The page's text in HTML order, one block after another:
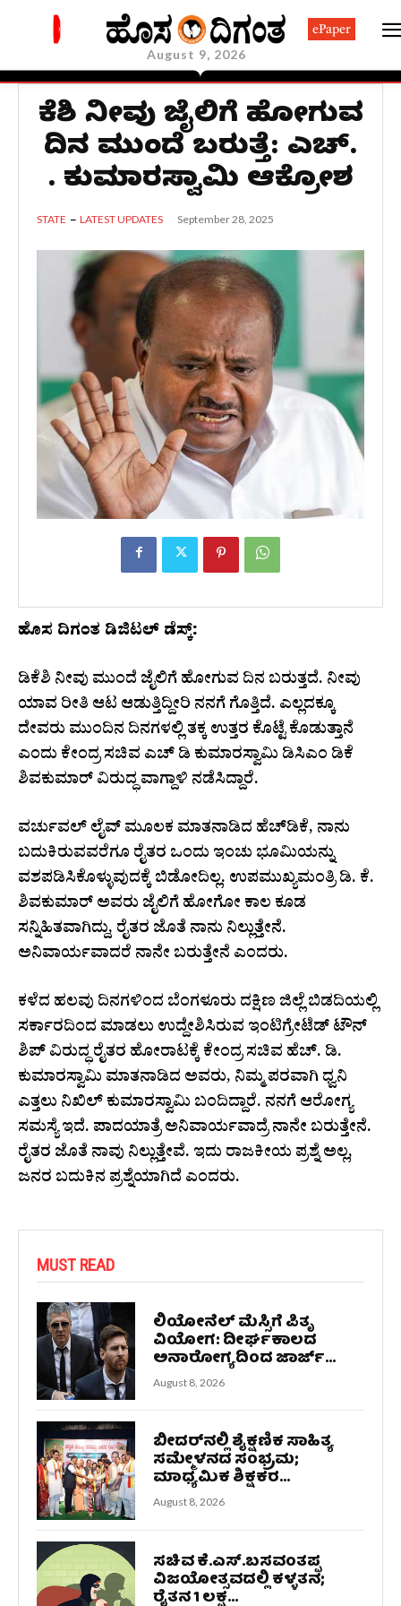
August 9, 2026
ePaper
ಡಿಕೆಶಿ ನೀವು ಜೈಲಿಗೆ ಹೋಗುವ
ದಿನ ಮುಂದೆ ಬರುತ್ತೆ: ಎಚ್.
ಡಿ. ಕುಮಾರಸ್ವಾಮಿ ಆಕ್ರೋಶ
STATE LATEST UPDATES September 28, 2025
ಹೊಸ ದಿಗಂತ ಡಿಜಿಟಲ್ ಡೆಸ್ಕ್:
ಡಿಕೆಶಿ ನೀವು ಮುಂದೆ ಜೈಲಿಗೆ ಹೋಗುವ ದಿನ ಬರುತ್ತದೆ. ನೀವು
ಯಾವ ರೀತಿ ಆಟ ಆಡುತ್ತಿದ್ದೀರಿ ನನಗೆ ಗೊತ್ತಿದೆ. ಎಲ್ಲದಕ್ಕೂ
ದೇವರು ಮುಂದಿನ ದಿನಗಳಲ್ಲಿ ತಕ್ಕ ಉತ್ತರ ಕೊಟ್ಟೆ ಕೊಡುತ್ತಾನೆ
ಎಂದು ಕೇಂದ್ರ ಸಚಿವ ಎಚ್ ಡಿ ಕುಮಾರಸ್ವಾಮಿ ಡಿಸಿಎಂ ಡಿಕೆ
ಶಿವಕುಮಾರ್ ವಿರುದ್ಧ ವಾಗ್ದಾಳಿ ನಡೆಸಿದ್ದಾರೆ.
ವರ್ಚುವಲ್ ಲೈವ್ ಮೂಲಕ ಮಾತನಾಡಿದ ಹೆಚ್​ಡಿಕೆ, ನಾನು
ಬದುಕಿರುವವರೆಗೂ ರೈತರ ಒಂದು ಇಂಚು ಭೂಮಿಯನ್ನು
ವಶಪಡಿಸಿಕೊಳ್ಳುವುದಕ್ಕೆ ಬಿಡೋದಿಲ್ಲ. ಉಪಮುಖ್ಯಮಂತ್ರಿ ಡಿ. ಕೆ.
ಶಿವಕುಮಾರ್ ಅವರು ಜೈಲಿಗೆ ಹೋಗೋ ಕಾಲ ಕೂಡ
ಸನ್ನಿಹಿತವಾಗಿದ್ದು, ರೈತರ ಜೊತೆ ನಾನು ನಿಲ್ಲುತ್ತೇನೆ.
ಅನಿವಾರ್ಯವಾದರೆ ನಾನೇ ಬರುತ್ತೇನೆ ಎಂದರು.
ಕಳೆದ ಹಲವು ದಿನಗಳಿಂದ ಬೆಂಗಳೂರು ದಕ್ಷಿಣ ಜಿಲ್ಲೆ ಬಿಡದಿಯಲ್ಲಿ
ಸರ್ಕಾರದಿಂದ ಮಾಡಲು ಉದ್ದೇಶಿಸಿರುವ ಇಂಟಿಗ್ರೇಟೆಡ್ ಟೌನ್​​
ಶಿಪ್ ವಿರುದ್ಧ ರೈತರ ಹೋರಾಟಕ್ಕೆ ಕೇಂದ್ರ ಸಚಿವ ಹೆಚ್. ಡಿ.
ಕುಮಾರಸ್ವಾಮಿ ಮಾತನಾಡಿದ ಅವರು, ನಿಮ್ಮ ಪರವಾಗಿ ಧ್ವನಿ
ಎತ್ತಲು ನಿಖಿಲ್ ಕುಮಾರಸ್ವಾಮಿ ಬಂದಿದ್ದಾರೆ. ನನಗೆ ಆರೋಗ್ಯ
ಸಮಸ್ಯೆ ಇದೆ. ಪಾದಯಾತ್ರೆ ಅನಿವಾರ್ಯವಾದ್ರೆ ನಾನೇ ಬರುತ್ತೇನೆ.
ರೈತರ ಜೊತೆ ನಾವು ನಿಲ್ಲುತ್ತೇವೆ. ಇದು ರಾಜಕೀಯ ಪ್ರಶ್ನೆ ಅಲ್ಲ,
ಜನರ ಬದುಕಿನ ಪ್ರಶ್ನೆಯಾಗಿದೆ ಎಂದರು.
MUST READ
ಲಿಯೋನೆಲ್ ಮೆಸ್ಸಿಗೆ ಪಿತೃ
ವಿಯೋಗ: ದೀರ್ಘಕಾಲದ
ಅನಾರೋಗ್ಯದಿಂದ ಜಾರ್ಜ್...
August 8, 2026
ಬೀದರ್‌ನಲ್ಲಿ ಶೈಕ್ಷಣಿಕ ಸಾಹಿತ್ಯ
ಸಮ್ಮೇಳನದ ಸಂಭ್ರಮ;
ಮಾಧ್ಯಮಿಕ ಶಿಕ್ಷಕರ...
August 8, 2026
ಸಚಿವ ಕೆ.ಎಸ್.ಬಸವಂತಪ್ಪ
ವಿಜಯೋತ್ಸವದಲ್ಲಿ ಕಳ್ಳತನ;
ರೈತನ 1 ಲಕ್ಷ...